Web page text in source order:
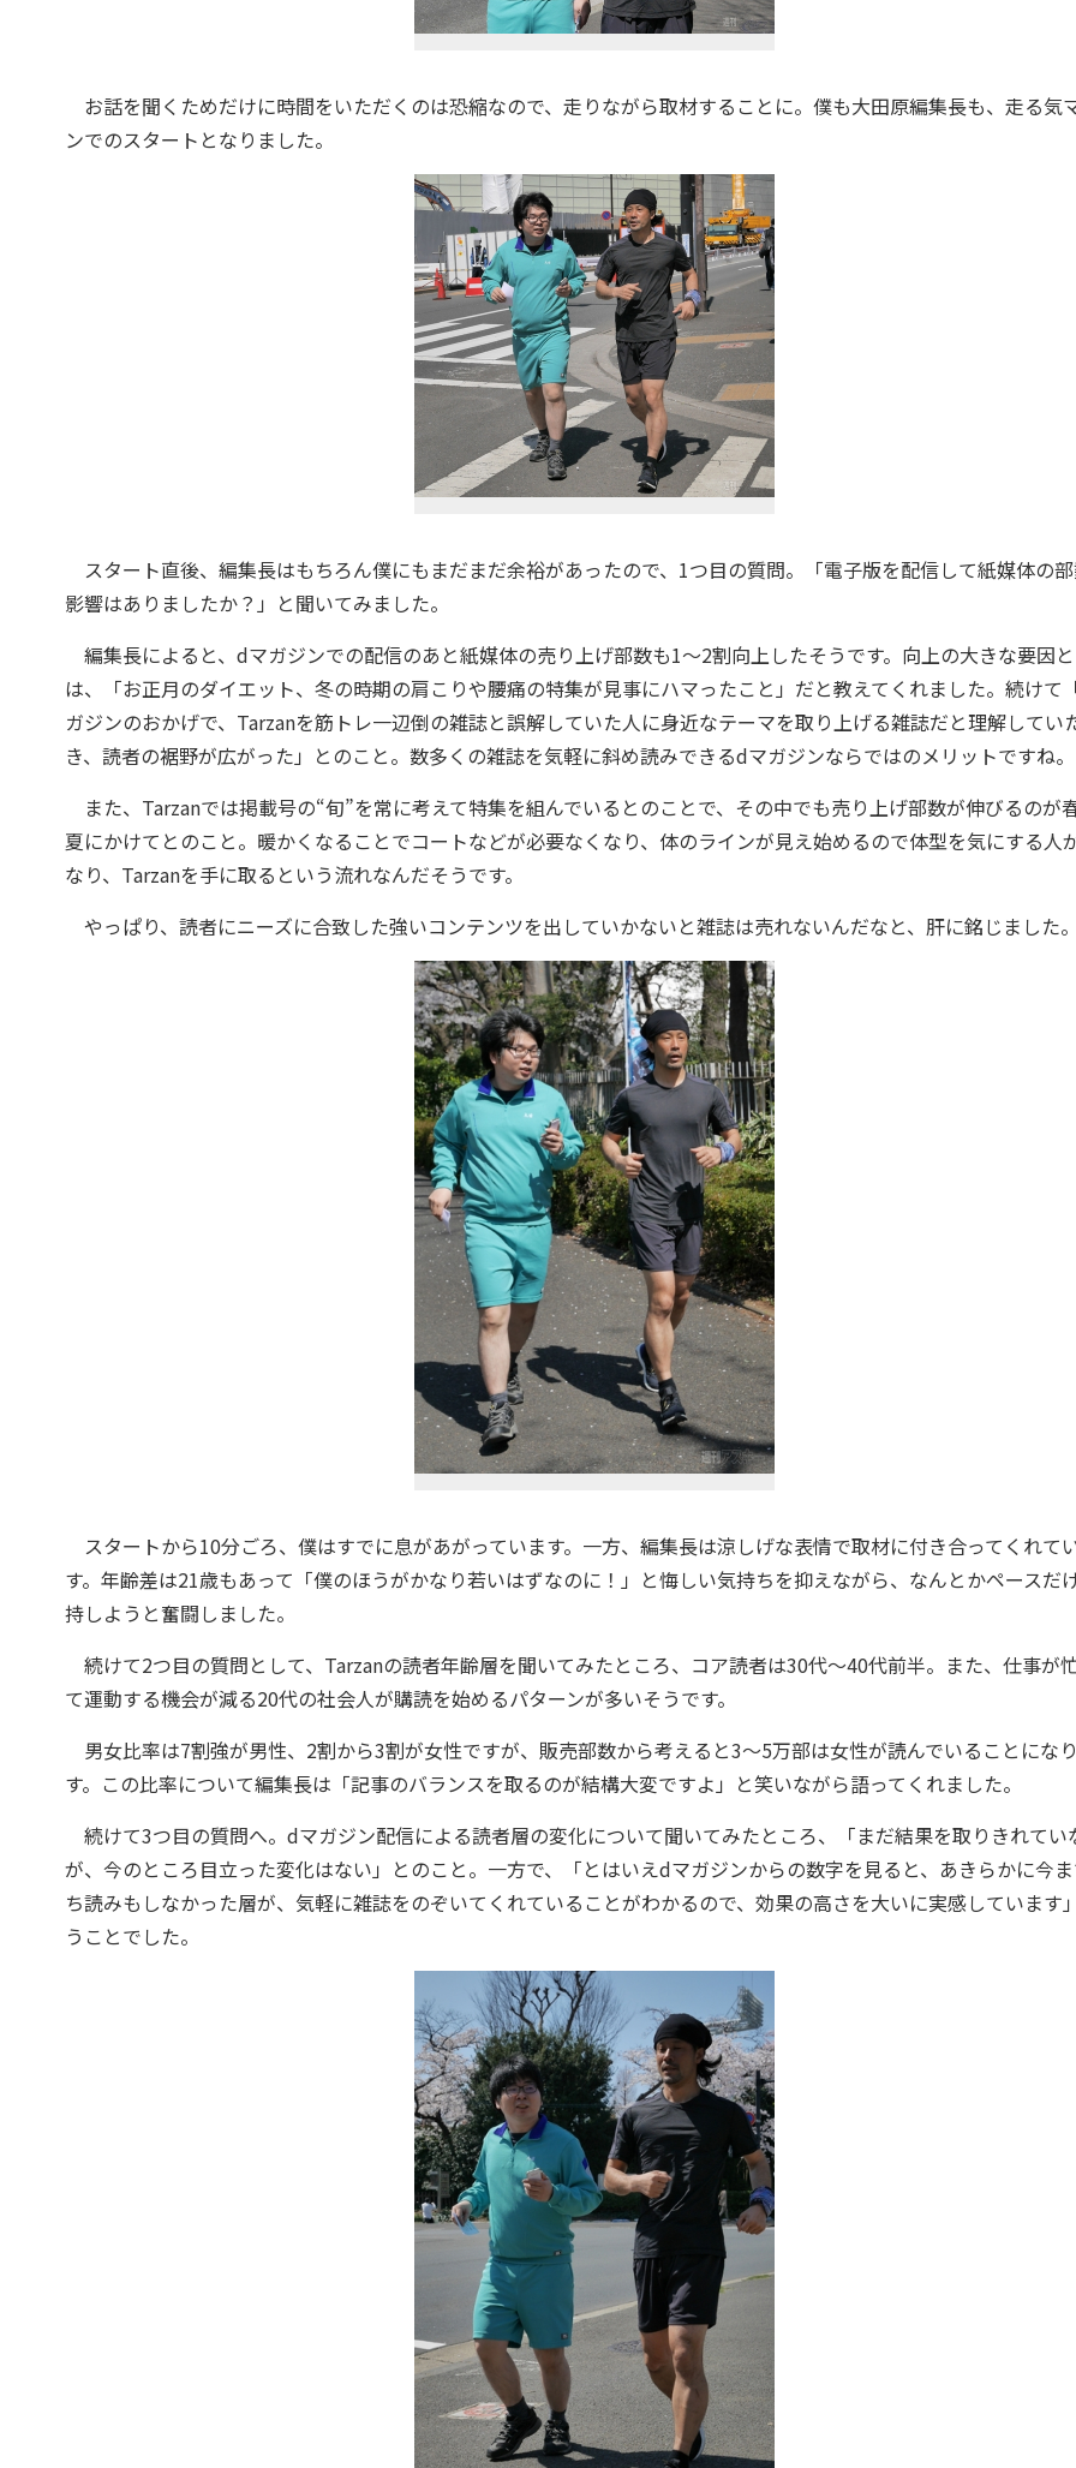
お話を聞くためだけに時間をいただくのは恐縮なので、走りながら取材することに。僕も大田原編集長も、走る気
ンでのスタートとなりました。
スタート直後、編集長はもちろん僕にもまだまだ余裕があったので、1つ目の質問。「電子版を配信して紙媒体の
影響はありましたか？」と聞いてみました。
編集長によると、dマガジンでの配信のあと紙媒体の売り上げ部数も1〜2割向上したそうです。向上の大きな要因
は、「お正月のダイエット、冬の時期の肩こりや腰痛の特集が見事にハマったこと」だと教えてくれました。続けて
ガジンのおかげで、Tarzanを筋トレ一辺倒の雑誌と誤解していた人に身近なテーマを取り上げる雑誌だと理解してい
き、読者の裾野が広がった」とのこと。数多くの雑誌を気軽に斜め読みできるdマガジンならではのメリットですね。
また、Tarzanでは掲載号の“旬”を常に考えて特集を組んでいるとのことで、その中でも売り上げ部数が伸びるのが
夏にかけてとのこと。暖かくなることでコートなどが必要なくなり、体のラインが見え始めるので体型を気にする人
なり、Tarzanを手に取るという流れなんだそうです。
やっぱり、読者にニーズに合致した強いコンテンツを出していかないと雑誌は売れないんだなと、肝に銘じました
スタートから10分ごろ、僕はすでに息があがっています。一方、編集長は涼しげな表情で取材に付き合ってくれて
す。年齢差は21歳もあって「僕のほうがかなり若いはずなのに！」と悔しい気持ちを抑えながら、なんとかペースだ
持しようと奮闘しました。
続けて2つ目の質問として、Tarzanの読者年齢層を聞いてみたところ、コア読者は30代～40代前半。また、仕事が
て運動する機会が減る20代の社会人が購読を始めるパターンが多いそうです。
男女比率は7割強が男性、2割から3割が女性ですが、販売部数から考えると3～5万部は女性が読んでいることにな
す。この比率について編集長は「記事のバランスを取るのが結構大変ですよ」と笑いながら語ってくれました。
続けて3つ目の質問へ。dマガジン配信による読者層の変化について聞いてみたところ、「まだ結果を取りきれてい
が、今のところ目立った変化はない」とのこと。一方で、「とはいえdマガジンからの数字を見ると、あきらかに今
ち読みもしなかった層が、気軽に雑誌をのぞいてくれていることがわかるので、効果の高さを大いに実感しています
うことでした。